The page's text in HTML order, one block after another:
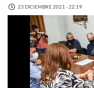
23 DICIEMBRE 2021 - 22:19